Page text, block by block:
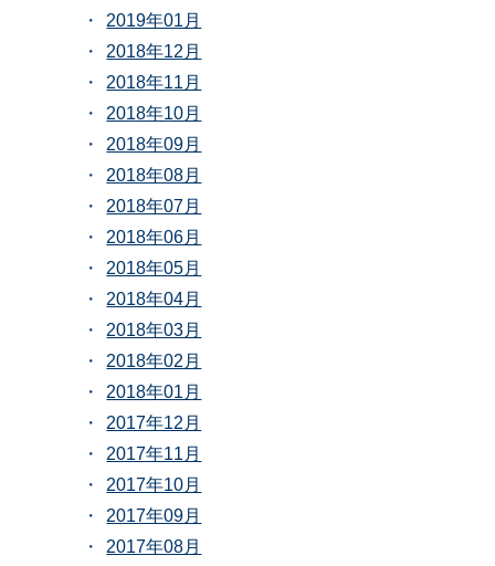
2019年01月
2018年12月
2018年11月
2018年10月
2018年09月
2018年08月
2018年07月
2018年06月
2018年05月
2018年04月
2018年03月
2018年02月
2018年01月
2017年12月
2017年11月
2017年10月
2017年09月
2017年08月